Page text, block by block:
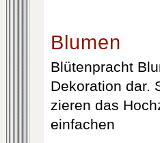
Blumen
Blütenpracht
Dekoration dar.
zieren das
einfachen